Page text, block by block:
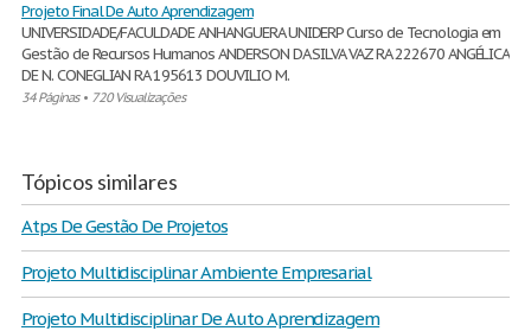
Projeto Final De Auto Aprendizagem
UNIVERSIDADE/FACULDADE ANHANGUERA UNIDERP Curso de Tecnologia em
Gestão de Recursos Humanos ANDERSON DA SILVA VAZ RA 222670 ANGÉLICA
DE N. CONEGLIAN RA 195613 DOUVILIO M.
34 Páginas• 720 Visualizações
Tópicos similares
Atps De Gestão De Projetos
Projeto Multidisciplinar Ambiente Empresarial
Projeto Multidisciplinar De Auto Aprendizagem